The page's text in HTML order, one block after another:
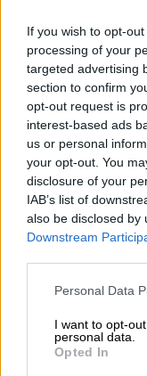
If you wish to opt-
processing of your
targeted advertising
section to confirm
opt-out request is
interest-based ads
us or personal
your opt-out. You
disclosure of your
IAB’s list of
also be disclosed by
Downstream
Personal Data
I want to opt-
personal data.
Opted In
Συνταξιοδότησης:
ασφαλιστές
09:23
CrediaBank:
Υψηλοί ρυθμοί
08:45
Στόχος για νέα
κερδοφορίας των
Metlen, μεγαλώνει
στο έργο του – Ποιος
06.08.2026 - 14:55